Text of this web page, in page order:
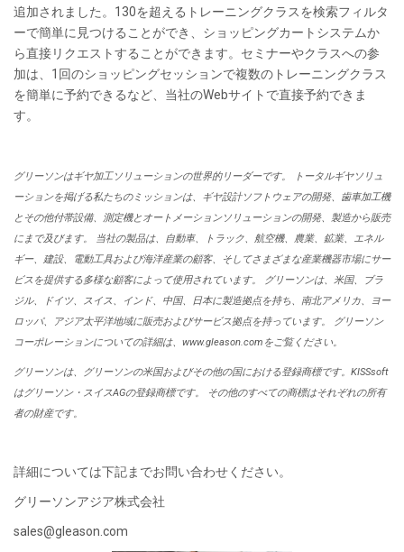
追加されました。 130を超えるトレーニングクラスを検索フィルタ
ーで簡単に見つけることができ、ショッピングカートシステムか
ら直接リクエストすることができます。セミナーやクラスへの参
加は、 1 回のショッピングセッションで複数のトレーニングクラス
を簡単に予約できるなど、当社のWebサイトで直接予約できま
す。
グリーソンはギヤ加工ソリューションの世界的リーダーです。 トータルギヤソリュ
ーションを掲げる私たちのミッションは、ギヤ設計ソフトウェアの開発、歯車加工機
とその他付帯設備、測定機とオートメーションソリューションの開発、製造から販売
にまで及びます。 当社の製品は、自動車、トラック、航空機、農業、鉱業、エネル
ギー、建設、電動工具および海洋産業の顧客、そしてさまざまな産業機器市場にサー
ビスを提供する多様な顧客によって使用されています。 グリーソンは、米国、ブラ
ジル、ドイツ、スイス、インド、中国、日本に製造拠点を持ち、南北アメリカ、ヨー
ロッパ、アジア太平洋地域に販売およびサービス拠点を持っています。 グリーソン
コーポレーションについての詳細は、www.gleason.comをご覧ください。
グリーソンは、グリーソンの米国およびその他の国における登録商標です。KISSsoft
はグリーソン・スイスAGの登録商標です。 その他のすべての商標はそれぞれの所有
者の財産です。
詳細については下記までお問い合わせください。
グリーソンアジア株式会社
sales@gleason.com